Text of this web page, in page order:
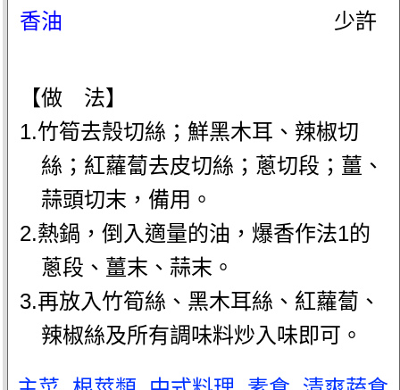
香油
少許
【做 法】
1.竹筍去殼切絲；鮮黑木耳、辣椒切
絲；紅蘿蔔去皮切絲；蔥切段；薑、
蒜頭切末，備用。
2.熱鍋，倒入適量的油，爆香作法1的
蔥段、薑末、蒜末。
3.再放入竹筍絲、黑木耳絲、紅蘿蔔、
辣椒絲及所有調味料炒入味即可。